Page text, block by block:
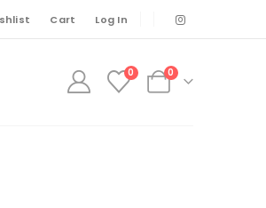
Cart Log In
0 0